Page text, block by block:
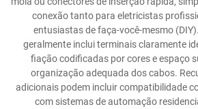
conexão tanto para eletricistas
entusiastas de faça-você-mesmo
geralmente inclui terminais claramente
fiação codificadas por cores e espaço
organização adequada dos cabos.
adicionais podem incluir compatibilidade
com sistemas de automação